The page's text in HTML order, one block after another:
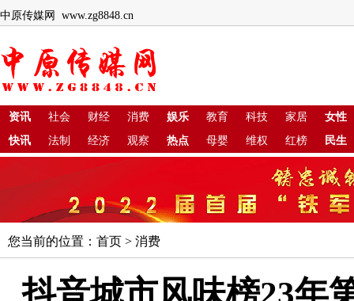
中原传媒网 www.zg8848.cn
资讯 社会 财经 消费 娱乐 教育 科技 家居
女性
快讯
法制 经济 观察 热点 母婴 维权 红榜 民生
您当前的位置： 首页 > 消费
抖音城市风味榜23年